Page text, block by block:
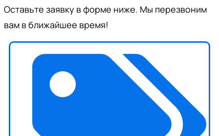
Оставьте заявку в форме ниже. Мы перезвоним
вам в ближайшее время!